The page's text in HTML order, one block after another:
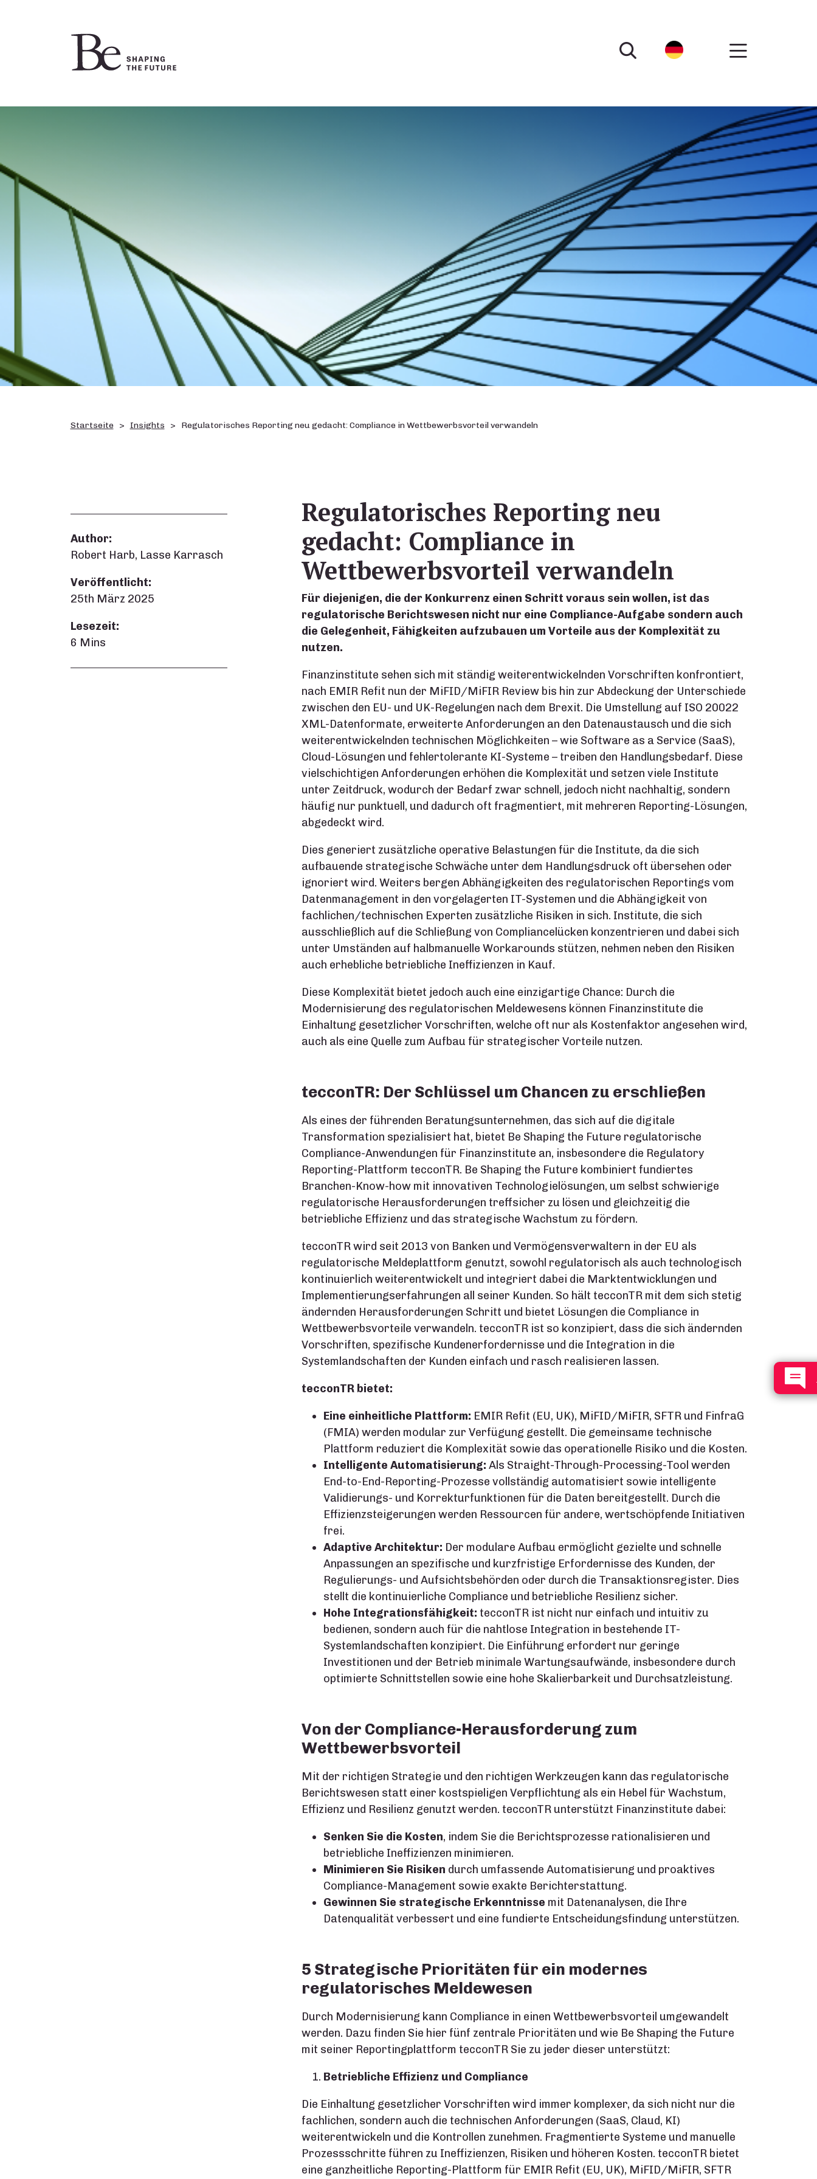
Startseite Insights Regulatorisches Reporting neu gedacht: Compliance in Wettbewerbsvorteil verwandeln
Author:
Robert Harb, Lasse Karrasch
Veröffentlicht:
25th März 2025
Lesezeit:
6 Mins
Regulatorisches Reporting neu
gedacht: Compliance in
Wettbewerbsvorteil verwandeln
Für diejenigen, die der Konkurrenz einen Schritt voraus sein wollen, ist das
regulatorische Berichtswesen nicht nur eine Compliance-Aufgabe sondern auch
die Gelegenheit, Fähigkeiten aufzubauen um Vorteile aus der Komplexität zu
nutzen.
Finanzinstitute sehen sich mit ständig weiterentwickelnden Vorschriften konfrontiert,
nach EMIR Refit nun der MiFID/MiFIR Review bis hin zur Abdeckung der Unterschiede
zwischen den EU- und UK-Regelungen nach dem Brexit. Die Umstellung auf ISO 20022
XML-Datenformate, erweiterte Anforderungen an den Datenaustausch und die sich
weiterentwickelnden technischen Möglichkeiten – wie Software as a Service (SaaS),
Cloud-Lösungen und fehlertolerante KI-Systeme – treiben den Handlungsbedarf. Diese
vielschichtigen Anforderungen erhöhen die Komplexität und setzen viele Institute
unter Zeitdruck, wodurch der Bedarf zwar schnell, jedoch nicht nachhaltig, sondern
häufig nur punktuell, und dadurch oft fragmentiert, mit mehreren Reporting-Lösungen,
abgedeckt wird.
Dies generiert zusätzliche operative Belastungen für die Institute, da die sich
aufbauende strategische Schwäche unter dem Handlungsdruck oft übersehen oder
ignoriert wird. Weiters bergen Abhängigkeiten des regulatorischen Reportings vom
Datenmanagement in den vorgelagerten IT-Systemen und die Abhängigkeit von
fachlichen/technischen Experten zusätzliche Risiken in sich. Institute, die sich
ausschließlich auf die Schließung von Compliancelücken konzentrieren und dabei sich
unter Umständen auf halbmanuelle Workarounds stützen, nehmen neben den Risiken
auch erhebliche betriebliche Ineffizienzen in Kauf.
Diese Komplexität bietet jedoch auch eine einzigartige Chance: Durch die
Modernisierung des regulatorischen Meldewesens können Finanzinstitute die
Einhaltung gesetzlicher Vorschriften, welche oft nur als Kostenfaktor angesehen wird,
auch als eine Quelle zum Aufbau für strategischer Vorteile nutzen.
tecconTR: Der Schlüssel um Chancen zu erschließen
Als eines der führenden Beratungsunternehmen, das sich auf die digitale
Transformation spezialisiert hat, bietet Be Shaping the Future regulatorische
Compliance-Anwendungen für Finanzinstitute an, insbesondere die Regulatory
Reporting-Plattform tecconTR. Be Shaping the Future kombiniert fundiertes
Branchen-Know-how mit innovativen Technologielösungen, um selbst schwierige
regulatorische Herausforderungen treffsicher zu lösen und gleichzeitig die
betriebliche Effizienz und das strategische Wachstum zu fördern.
tecconTR wird seit 2013 von Banken und Vermögensverwaltern in der EU als
regulatorische Meldeplattform genutzt, sowohl regulatorisch als auch technologisch
kontinuierlich weiterentwickelt und integriert dabei die Marktentwicklungen und
Implementierungserfahrungen all seiner Kunden. So hält tecconTR mit dem sich stetig
ändernden Herausforderungen Schritt und bietet Lösungen die Compliance in
Wettbewerbsvorteile verwandeln. tecconTR ist so konzipiert, dass die sich ändernden
Vorschriften, spezifische Kundenerfordernisse und die Integration in die
Systemlandschaften der Kunden einfach und rasch realisieren lassen.
tecconTR bietet:
Eine einheitliche Plattform: EMIR Refit (EU, UK), MiFID/MiFIR, SFTR und FinfraG
(FMIA) werden modular zur Verfügung gestellt. Die gemeinsame technische
Plattform reduziert die Komplexität sowie das operationelle Risiko und die Kosten.
Intelligente Automatisierung: Als Straight-Through-Processing-Tool werden
End-to-End-Reporting-Prozesse vollständig automatisiert sowie intelligente
Validierungs- und Korrekturfunktionen für die Daten bereitgestellt. Durch die
Effizienzsteigerungen werden Ressourcen für andere, wertschöpfende Initiativen
frei.
Adaptive Architektur: Der modulare Aufbau ermöglicht gezielte und schnelle
Anpassungen an spezifische und kurzfristige Erfordernisse des Kunden, der
Regulierungs- und Aufsichtsbehörden oder durch die Transaktionsregister. Dies
stellt die kontinuierliche Compliance und betriebliche Resilienz sicher.
Hohe Integrationsfähigkeit: tecconTR ist nicht nur einfach und intuitiv zu
bedienen, sondern auch für die nahtlose Integration in bestehende IT-
Systemlandschaften konzipiert. Die Einführung erfordert nur geringe
Investitionen und der Betrieb minimale Wartungsaufwände, insbesondere durch
optimierte Schnittstellen sowie eine hohe Skalierbarkeit und Durchsatzleistung.
Von der Compliance-Herausforderung zum
Wettbewerbsvorteil
Mit der richtigen Strategie und den richtigen Werkzeugen kann das regulatorische
Berichtswesen statt einer kostspieligen Verpflichtung als ein Hebel für Wachstum,
Effizienz und Resilienz genutzt werden. tecconTR unterstützt Finanzinstitute dabei:
Senken Sie die Kosten, indem Sie die Berichtsprozesse rationalisieren und
betriebliche Ineffizienzen minimieren.
Minimieren Sie Risiken durch umfassende Automatisierung und proaktives
Compliance-Management sowie exakte Berichterstattung.
Gewinnen Sie strategische Erkenntnisse mit Datenanalysen, die Ihre
Datenqualität verbessert und eine fundierte Entscheidungsfindung unterstützen.
5 Strategische Prioritäten für ein modernes
regulatorisches Meldewesen
Durch Modernisierung kann Compliance in einen Wettbewerbsvorteil umgewandelt
werden. Dazu finden Sie hier fünf zentrale Prioritäten und wie Be Shaping the Future
mit seiner Reportingplattform tecconTR Sie zu jeder dieser unterstützt:
Betriebliche Effizienz und Compliance
Die Einhaltung gesetzlicher Vorschriften wird immer komplexer, da sich nicht nur die
fachlichen, sondern auch die technischen Anforderungen (SaaS, Claud, KI)
weiterentwickeln und die Kontrollen zunehmen. Fragmentierte Systeme und manuelle
Prozessschritte führen zu Ineffizienzen, Risiken und höheren Kosten. tecconTR bietet
eine ganzheitliche Reporting-Plattform für EMIR Refit (EU, UK), MiFID/MiFIR, SFTR